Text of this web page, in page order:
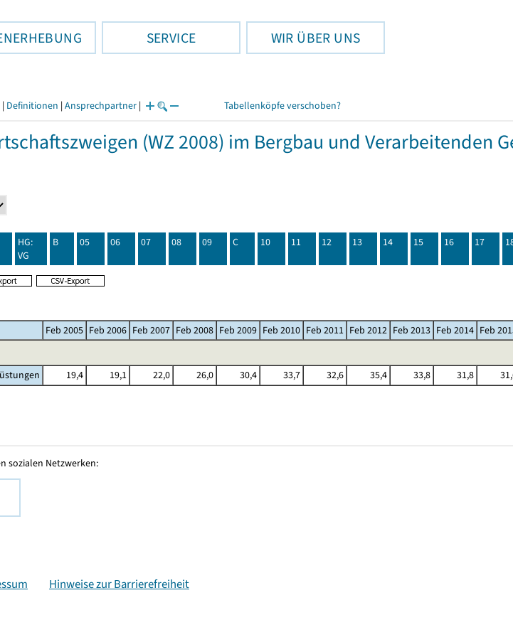
SERVICE WIR ÜBER UNS
| Definitionen | Ansprechpartner | Tabellenköpfe verschoben?
(WZ 2008) im Bergbau und Verarbeitenden
HG:
VG
B 05 06 07 08 09 C 10 11 12 13 14 15 16 17
Feb 2005 Feb 2006 Feb 2007 Feb 2008 Feb 2009 Feb 2010 Feb 2011 Feb 2012 Feb 2013 Feb 2014 Feb
19,4 19,1 22,0 26,0 30,4 33,7 32,6 35,4 33,8 31,8
sozialen Netzwerken:
Hinweise zur Barrierefreiheit